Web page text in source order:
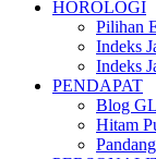
HOROLOGI
Pilihan
Indeks
Indeks
PENDAPAT
Blog GL
Hitam